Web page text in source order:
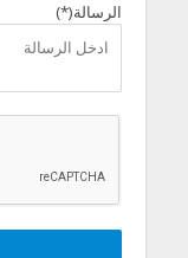
الرسالة(*)